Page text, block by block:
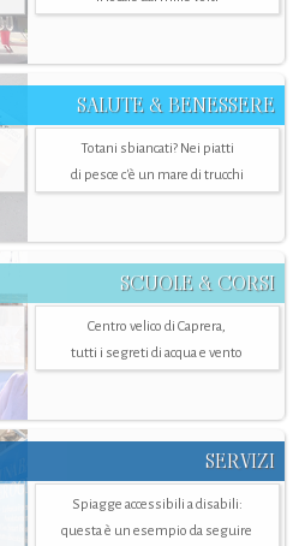
SALUTE & BENESSERE
Totani sbiancati? Nei piatti
di pesce c'è un mare di trucchi
SCUOLE & CORSI
Centro velico di Caprera,
tutti i segreti di acqua e vento
SERVIZI
Spiagge accessibili a disabili:
questa è un esempio da seguire